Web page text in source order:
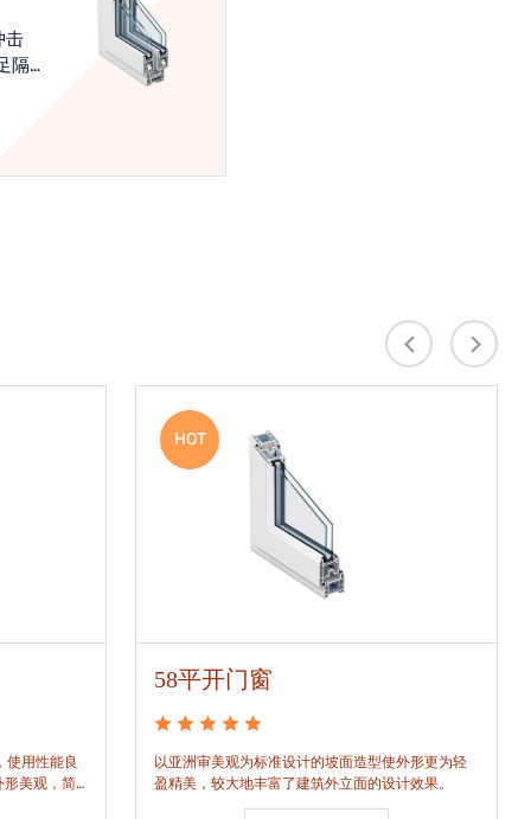
击
隔
使用性能良
形美观，简
HOT
58平开门窗
以亚洲审美观为标准设计的坡面造型使外形更为轻
盈精美，较大地丰富了建筑外立面的设计效果。